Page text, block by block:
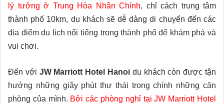
lý tưởng ở Trung Hòa Nhân Chính, chỉ cách trung tâm
thành phố 10km, du khách sẽ dễ dàng di chuyển đến các
địa điểm du lịch nổi tiếng trong thành phố để khám phá và
vui chơi.
Đến với JW Marriott Hotel Hanoi du khách còn được tận
hưởng những giây phút thư thái trong chính những căn
phòng của mình. Bởi các phòng nghỉ tại JW Marriott Hotel